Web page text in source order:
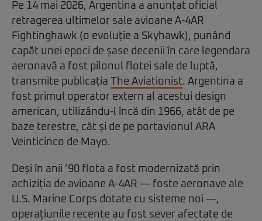
Pe 14 mai 2026, Argentina a anunțat oficial
retragerea ultimelor sale avioane A-4AR
Fightinghawk (o evoluție a Skyhawk), punând
capăt unei epoci de șase decenii în care legendara
aeronavă a fost pilonul flotei sale de luptă,
transmite publicația
The Aviationist. Argentina a
fost primul operator extern al acestui design
american, utilizându-l încă din 1966, atât de pe
baze terestre, cât și de pe portavionul ARA
Veinticinco de Mayo.
Deși în anii ’90 flota a fost modernizată prin
achiziția de avioane A-4AR — foste aeronave ale
U.S. Marine Corps dotate cu sisteme noi —,
operațiunile recente au fost sever afectate de